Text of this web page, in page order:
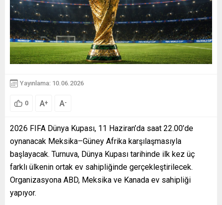
Yayınlama: 10.06.2026
0 A+ A-
2026 FIFA Dünya Kupası, 11 Haziran’da saat 22.00’de
oynanacak Meksika–Güney Afrika karşılaşmasıyla
başlayacak. Turnuva, Dünya Kupası tarihinde ilk kez üç
farklı ülkenin ortak ev sahipliğinde gerçekleştirilecek.
Organizasyona ABD, Meksika ve Kanada ev sahipliği
yapıyor.